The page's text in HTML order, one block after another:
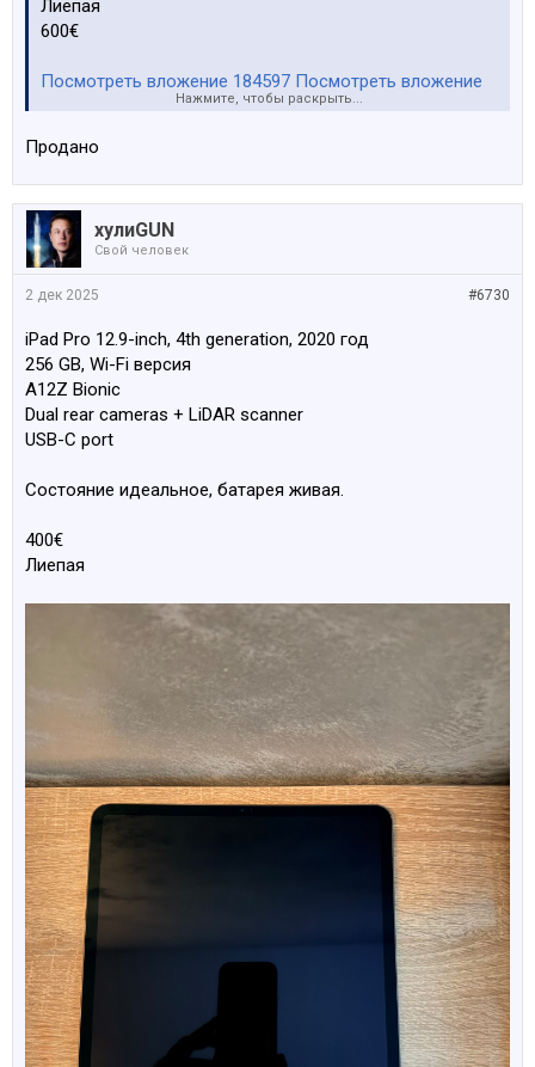
Лиепая
600€
Посмотреть вложение 184597 Посмотреть вложение
Посмотреть вложение 184599 Посмотреть
Нажмите, чтобы раскрыть...
Продано
хулиGUN
Свой человек
#6730
2 дек 2025
iPad Pro 12.9-inch, 4th generation, 2020 год
256 GB, Wi-Fi версия
A12Z Bionic
Dual rear cameras + LiDAR scanner
USB-C port
Состояние идеальное, батарея живая.
400€
Лиепая